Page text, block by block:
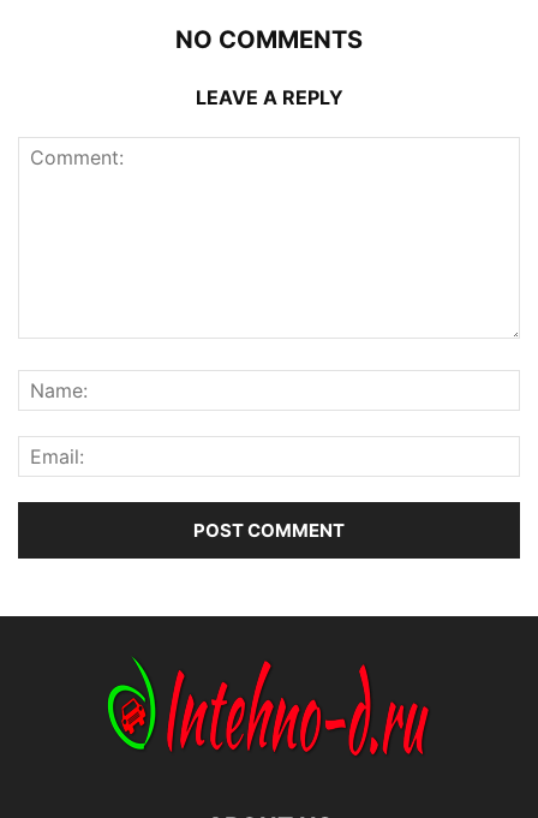
NO COMMENTS
LEAVE A REPLY